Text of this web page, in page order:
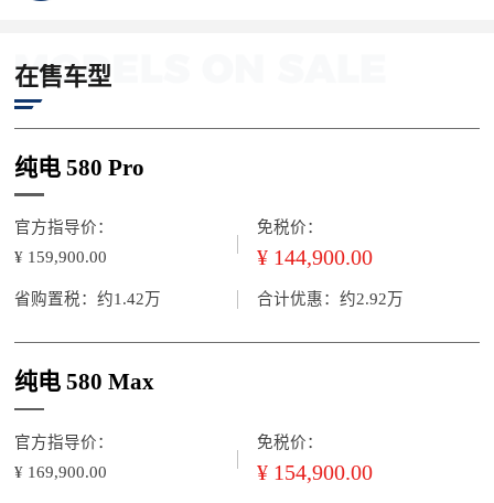
在售车型
纯电 580 Pro
官方指导价：
¥ 159,900.00
免税价：
¥ 144,900.00
省购置税：约1.42万 合计优惠：约2.92万
纯电 580 Max
官方指导价：
¥ 169,900.00
免税价：
¥ 154,900.00